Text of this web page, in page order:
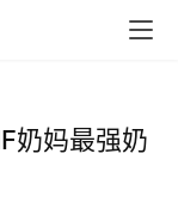
奶妈最强奶